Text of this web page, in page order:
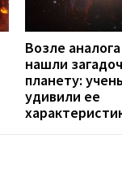
Возле
нашли
планету:
удивили ее